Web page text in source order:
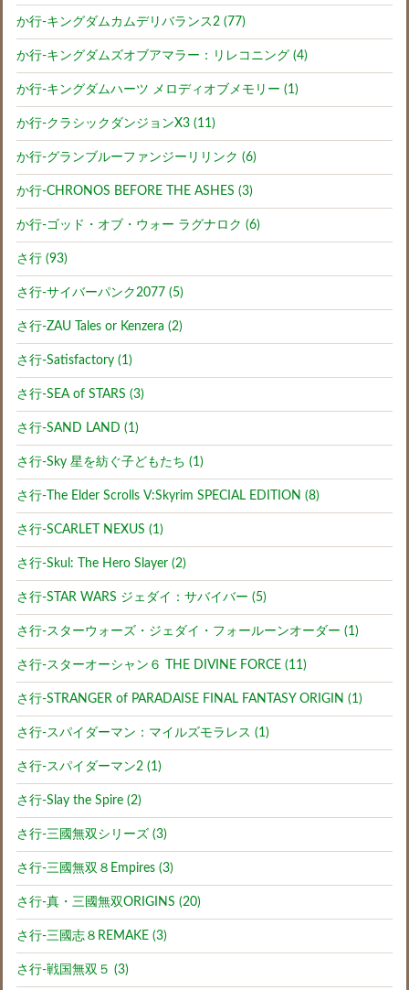
か行-キングダムカムデリバランス2 (77)
か行-キングダムズオブアマラー：リレコニング (4)
か行-キングダムハーツ メロディオブメモリー (1)
か行-クラシックダンジョンX3 (11)
か行-グランブルーファンジーリリンク (6)
か行-CHRONOS BEFORE THE ASHES (3)
か行-ゴッド・オブ・ウォー ラグナロク (6)
さ行 (93)
さ行-サイバーパンク2077 (5)
さ行-ZAU Tales or Kenzera (2)
さ行-Satisfactory (1)
さ行-SEA of STARS (3)
さ行-SAND LAND (1)
さ行-Sky 星を紡ぐ子どもたち (1)
さ行-The Elder Scrolls V:Skyrim SPECIAL EDITION (8)
さ行-SCARLET NEXUS (1)
さ行-Skul: The Hero Slayer (2)
さ行-STAR WARS ジェダイ：サバイバー (5)
さ行-スターウォーズ・ジェダイ・フォールーンオーダー (1)
さ行-スターオーシャン６ THE DIVINE FORCE (11)
さ行-STRANGER of PARADAISE FINAL FANTASY ORIGIN (1)
さ行-スパイダーマン：マイルズモラレス (1)
さ行-スパイダーマン2 (1)
さ行-Slay the Spire (2)
さ行-三國無双シリーズ (3)
さ行-三國無双８Empires (3)
さ行-真・三國無双ORIGINS (20)
さ行-三國志８REMAKE (3)
さ行-戦国無双５ (3)